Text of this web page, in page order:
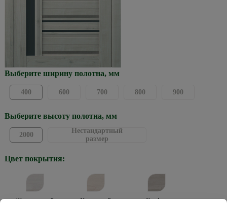
Выберите ширину полотна, мм
400 600 700 800 900
Выберите высоту полотна, мм
2000
Нестандартный
размер
Цвет покрытия:
Жемчужный Кремовый Графит